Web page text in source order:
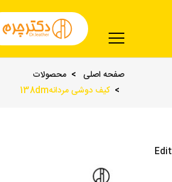
صفحه اصلی
محصولات
کیف دوشی مردانه138dm
Edit